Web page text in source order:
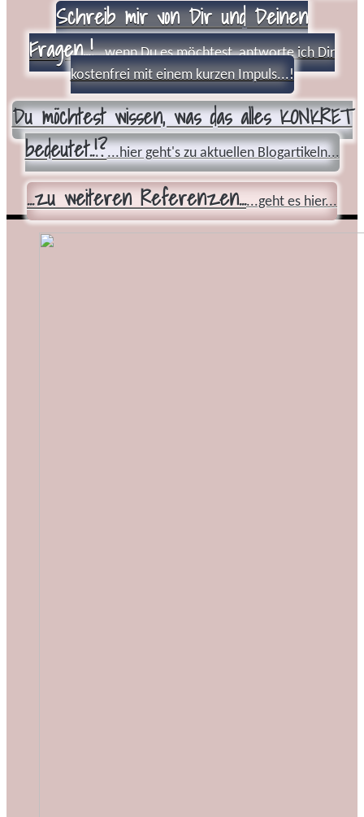
Schreib mir von Dir und Deinen
Fragen...!...wenn Du es möchtest, antworte ich Dir
kostenfrei mit einem kurzen Impuls...!
Du möchtest wissen, was das alles KONKRET
bedeutet..!?...hier geht's zu aktuellen Blogartikeln...
...zu weiteren Referenzen......geht es hier...